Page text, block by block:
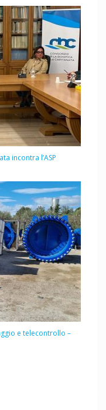
incontra l’ASP
e telecontrollo –